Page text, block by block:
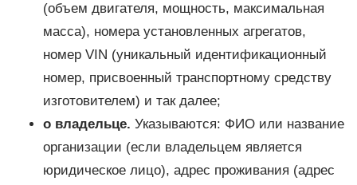
(объем двигателя, мощность, максимальная
масса), номера установленных агрегатов,
номер VIN (уникальный идентификационный
номер, присвоенный транспортному средству
изготовителем) и так далее;
о владельце. Указываются: ФИО или название
организации (если владельцем является
юридическое лицо), адрес проживания (адрес